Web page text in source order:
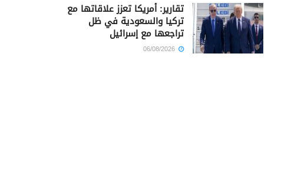
تقارير: أمريكا تعزز علاقاتها مع
تركيا والسعودية في ظل
تراجعها مع إسرائيل